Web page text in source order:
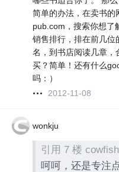
简单的办法，在卖书的
pub.com，搜索你想了
销售排行，排在前几位
名，到书店阅读几章，
买？简单！还有什么
吗：）
2012-11-08
wonkju
引用 7 楼
呵呵，还是专注